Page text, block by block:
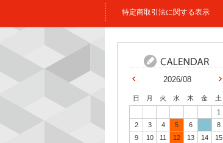
特定商取引法に関する表示
2026/08
日 月 火 水 木 金
土
1
2
3 4 5 6 7
8
9
10 11 12 13 14
15